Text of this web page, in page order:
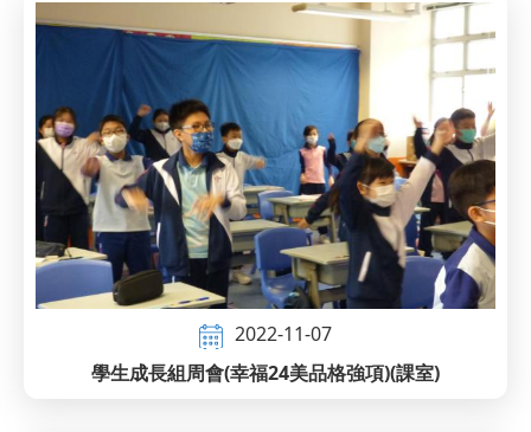
2022-11-07
學生成長組周會(幸福24美品格強項)(課室)